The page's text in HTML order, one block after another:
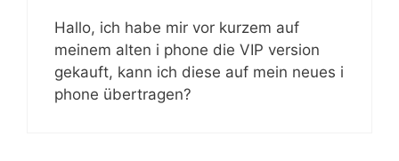
Hallo, ich habe mir vor kurzem auf
meinem alten i phone die VIP version
gekauft, kann ich diese auf mein neues i
phone übertragen?